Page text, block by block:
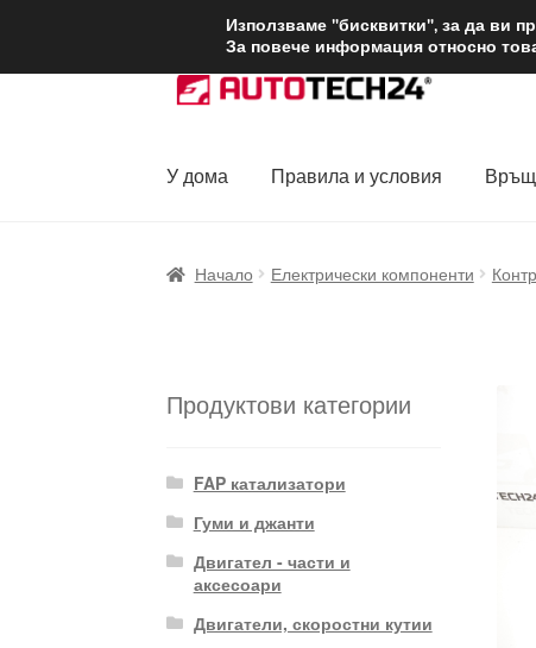
ДОСТАВКА от
Skip
to
Skip
to
У дома Правила и условия
Начало Електрически компоненти
Продуктови категории
FAP катализатори
Гуми и джанти
Двигател - части и
аксесоари
Двигатели, скоростни кутии
Използваме "бисквитки", за да ви
За повече информация относно